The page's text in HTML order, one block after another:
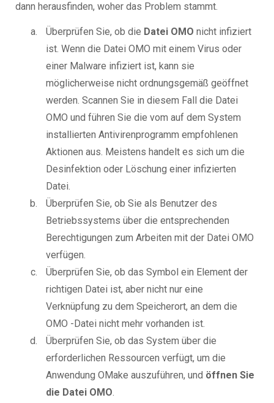
dann herausfinden, woher das Problem stammt.
Überprüfen Sie, ob die Datei OMO nicht infiziert
ist. Wenn die Datei OMO mit einem Virus oder
einer Malware infiziert ist, kann sie
möglicherweise nicht ordnungsgemäß geöffnet
werden. Scannen Sie in diesem Fall die Datei
OMO und führen Sie die vom auf dem System
installierten Antivirenprogramm empfohlenen
Aktionen aus. Meistens handelt es sich um die
Desinfektion oder Löschung einer infizierten
Datei.
Überprüfen Sie, ob Sie als Benutzer des
Betriebssystems über die entsprechenden
Berechtigungen zum Arbeiten mit der Datei OMO
verfügen.
Überprüfen Sie, ob das Symbol ein Element der
richtigen Datei ist, aber nicht nur eine
Verknüpfung zu dem Speicherort, an dem die
OMO -Datei nicht mehr vorhanden ist.
Überprüfen Sie, ob das System über die
erforderlichen Ressourcen verfügt, um die
Anwendung OMake auszuführen, und öffnen Sie
die Datei OMO.